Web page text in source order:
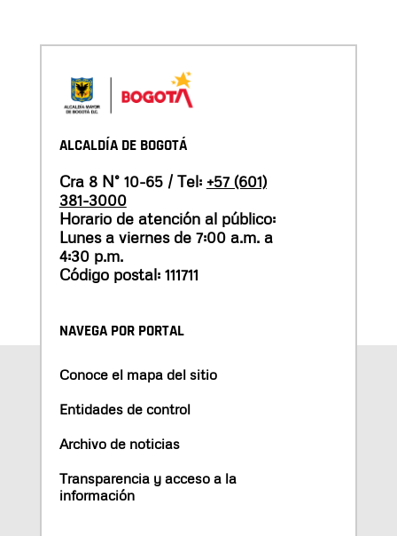
ALCALDÍA DE BOGOTÁ
Cra 8 N° 10-65 / Tel: +57 (601)
381-3000
Horario de atención al público:
Lunes a viernes de 7:00 a.m. a
4:30 p.m.
Código postal: 111711
NAVEGA POR PORTAL
Conoce el mapa del sitio
Entidades de control
Archivo de noticias
Transparencia y acceso a la
información